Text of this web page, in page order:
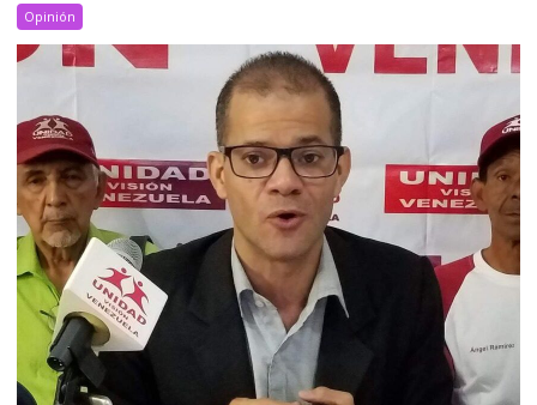
Opinión